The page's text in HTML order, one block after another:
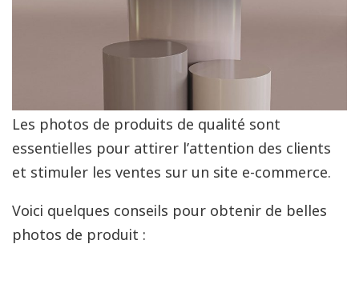
Les photos de produits de qualité sont
essentielles pour attirer l’attention des clients
et stimuler les ventes sur un site e-commerce.
Voici quelques conseils pour obtenir de belles
photos de produit :